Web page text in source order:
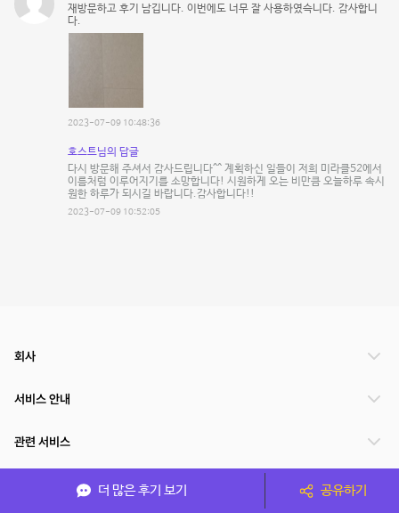
재방문하고 후기 남깁니다. 이번에도 너무 잘 사용하였슥니다. 감사합니
다.
2023-07-09 10:48:36
호스트님의 답글
다시 방문해 주셔서 감사드립니다^^ 계획하신 일들이 저희 미라클52에서
이름처럼 이루어지기를 소망합니다! 시원하게 오는 비만큼 오늘하루 속시
원한 하루가 되시길 바랍니다.감사합니다!!
2023-07-09 10:52:05
더 많은 후기 보기 공유하기
회사
서비스 안내
관련 서비스